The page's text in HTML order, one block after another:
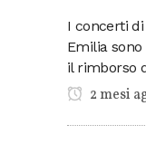
I concerti di
Emilia
il rimborso
2 mesi